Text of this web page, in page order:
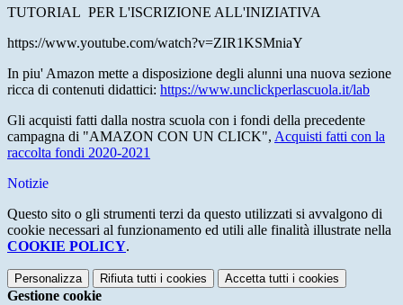
TUTORIAL PER L'ISCRIZIONE ALL'INIZIATIVA
https://www.youtube.com/watch?v=ZIR1KSMniaY
In piu' Amazon mette a disposizione degli alunni una nuova sezione
ricca di contenuti didattici: https://www.unclickperlascuola.it/lab
Gli acquisti fatti dalla nostra scuola con i fondi della precedente
campagna di "AMAZON CON UN CLICK", Acquisti fatti con la
raccolta fondi 2020-2021
Notizie
Questo sito o gli strumenti terzi da questo utilizzati si avvalgono di
cookie necessari al funzionamento ed utili alle finalità illustrate nella
COOKIE POLICY.
Personalizza Rifiuta tutti i cookies Accetta tutti i cookies
Gestione cookie